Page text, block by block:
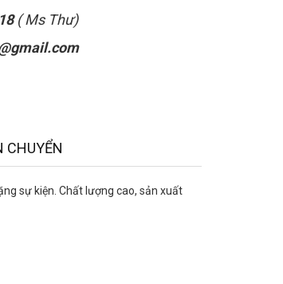
( Ms Thư)
CHUYỂN
sự kiện. Chất lượng cao, sản xuất